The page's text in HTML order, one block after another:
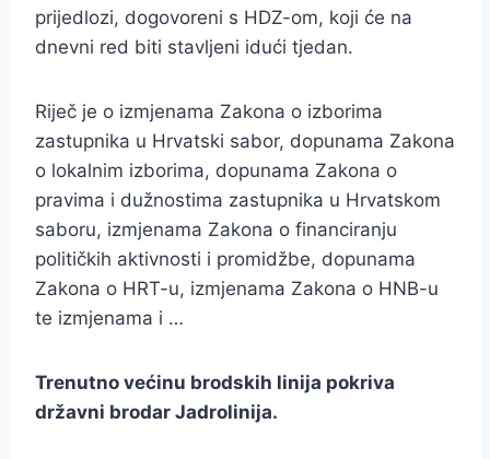
prijedlozi, dogovoreni s HDZ-om, koji će na
dnevni red biti stavljeni idući tjedan.
Riječ je o izmjenama Zakona o izborima
zastupnika u Hrvatski sabor, dopunama Zakona
o lokalnim izborima, dopunama Zakona o
pravima i dužnostima zastupnika u Hrvatskom
saboru, izmjenama Zakona o financiranju
političkih aktivnosti i promidžbe, dopunama
Zakona o HRT-u, izmjenama Zakona o HNB-u
te izmjenama i …
Trenutno većinu brodskih linija pokriva
državni brodar Jadrolinija.